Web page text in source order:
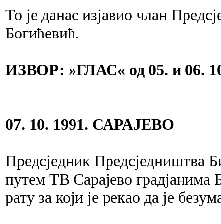
То је данас изјавио члан
Богићевић.
ИЗВОР: »ГЛАС« од 05. и 06.
07. 10. 1991. САРАЈЕВО
Предсједник Предсједништва
путем ТВ Сарајево
рату за који је рекао да је